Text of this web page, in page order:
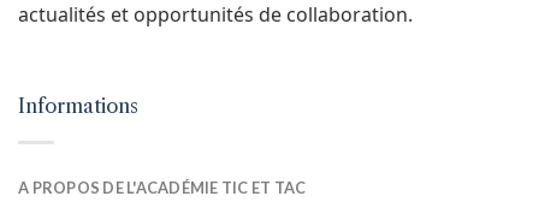
actualités et opportunités de collaboration.
Informations
A PROPOS DE L'ACADÉMIE TIC ET TAC